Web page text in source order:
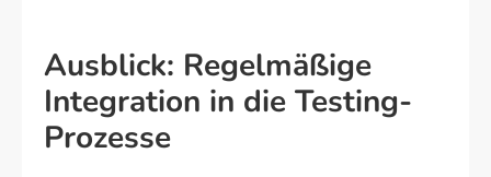
Ausblick: Regelmäßige
Integration in die Testing-
Prozesse